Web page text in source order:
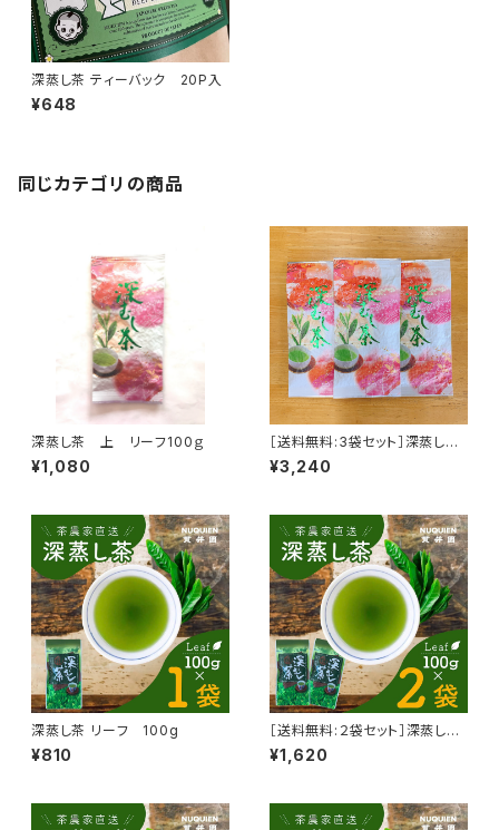
深蒸し茶 ティーバック 20P入
¥648
同じカテゴリの商品
深蒸し茶 上 リーフ100ｇ
¥1,080
［送料無料:3袋セット］深蒸し
茶 上 リーフ100ｇ×3袋
¥3,240
深蒸し茶 リーフ 100g
¥810
［送料無料:２袋セット］深蒸し茶
リーフ 100g × ２袋
¥1,620